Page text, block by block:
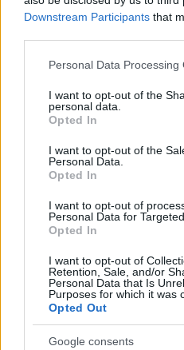
Downstream Participants that
Please note that this website/
not limited to your visit or
grant or deny consent to
use your data for below
consent section.
Personal Data Processing
I want to opt-out of the
personal data.
Opted In
I want to opt-out of the
Personal Data.
Opted In
I want to opt-out of
Personal Data for
Opted In
I want to opt-out of
Retention, Sale, and/or
Personal Data that Is
Purposes for which it was
Opted Out
Google consents
örökbe a kislányt egy
A 32 éves fiam két
állított be, és…
10 ember, aki zavarba
ejtő élmény részese
volt
válási